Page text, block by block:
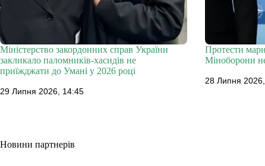
Міністерство закордонних справ України
закликало паломників-хасидів не
приїжджати до Умані у 2026 році
29 Липня 2026, 14:45
Протести
Міноборони
28 Липня
Новини партнерів